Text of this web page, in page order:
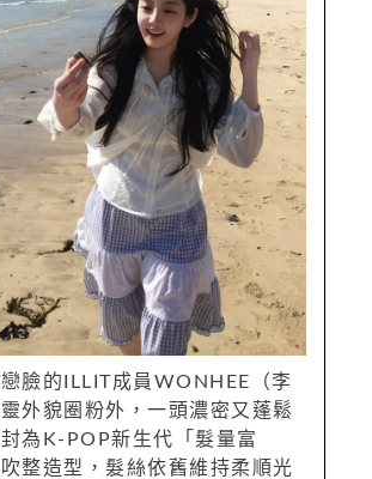
臉的ILLIT成員WONHEE（李
外貌圈粉外，一頭濃密又蓬鬆
為K-POP新生代「髮量富
整造型，髮絲依舊維持柔順光